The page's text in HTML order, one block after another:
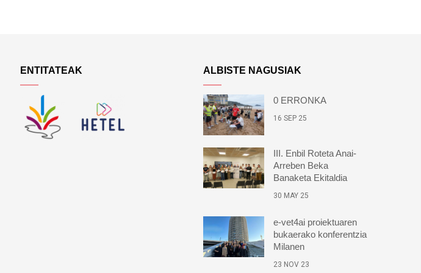
ENTITATEAK ALBISTE NAGUSIAK
0 ERRONKA
16 SEP 25
III. Enbil Roteta Anai-
Arreben Beka
Banaketa Ekitaldia
30 MAY 25
e-vet4ai proiektuaren
bukaerako konferentzia
Milanen
23 NOV 23